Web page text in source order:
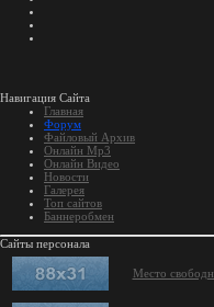
Навигация Сайта
Главная
Форум
Файловый Архив
Онлайн Mp3
Онлайн Видео
Новости
Галерея
Топ сайтов
Баннеробмен
Сайты персонала
Место